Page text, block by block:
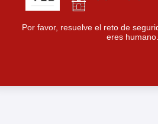
Por favor, resuelve el reto de
eres humano.